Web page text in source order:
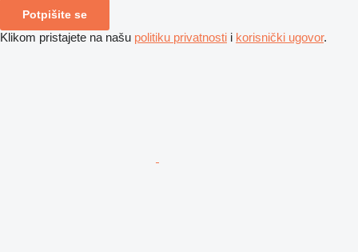
Potpišite se
Klikom pristajete na našu politiku privatnosti i korisnički ugovor.